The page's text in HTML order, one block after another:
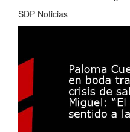
SDP Noticias